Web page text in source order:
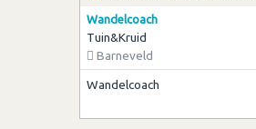
Wandelcoach
Tuin&Kruid
Barneveld
Wandelcoach